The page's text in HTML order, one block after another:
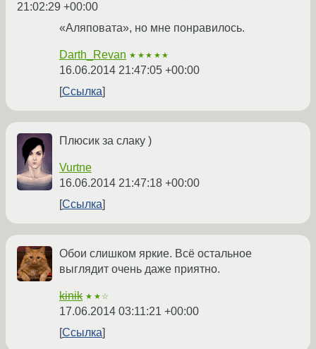
21:02:29 +00:00
«Аляповата», но мне понравилось.
Darth_Revan ★★★★★
16.06.2014 21:47:05 +00:00
Ссылка
Плюсик за слаку )
Vurtne
16.06.2014 21:47:18 +00:00
Ссылка
Обои слишком яркие. Всё остальное
выглядит очень даже приятно.
kinik ★★☆
17.06.2014 03:11:21 +00:00
Ссылка